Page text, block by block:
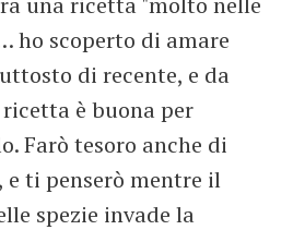
ho scoperto di amare
di recente, e da
è buona per
Farò tesoro anche di
e ti penserò mentre il
spezie invade la